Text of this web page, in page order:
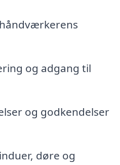
og adgang til
og godkendelser
døre og